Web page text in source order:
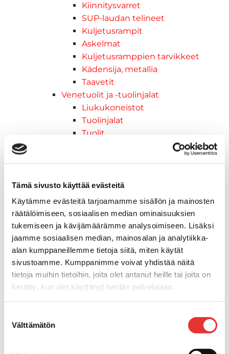
Tämä sivusto käyttää evästeitä
Käytämme evästeitä tarjoamamme sisällön ja mainosten
räätälöimiseen, sosiaalisen median ominaisuuksien
tukemiseen ja kävijämäärämme analysoimiseen. Lisäksi
jaamme sosiaalisen median, mainosalan ja analytiikka-
alan kumppaneillemme tietoja siitä, miten käytät
sivustoamme. Kumppanimme voivat yhdistää näitä
tietoja muihin tietoihin, joita olet antanut heille tai joita on
kerätty, kun olet käyttänyt heidän palvelujaan.
valinta
Välttämätön
Kiinnitysvarret
SUP-laudan telineet
Kuljetusrampit
Askelmat
Kuljetusramppien tarvikkeet
Kädensija, metallia
Taavetit
Venetuolit ja -tuolinjalat
Liukukoneistot
Tuolinjalat
Tuolit
Knaapit
Trailerikoukut
Venerenkaat ja silmukkapultit/-
ruuvit
Vetourat
Kansiruuvikkeet
Jätevesi
Kansiruuvikkeiden varaosat
Muoviseokset
Polttoaine